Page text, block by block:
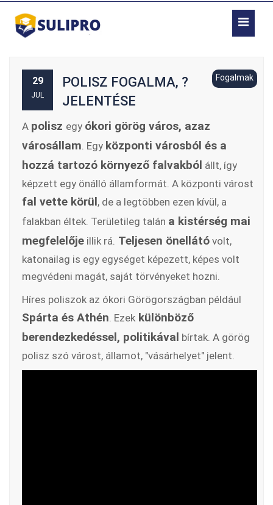
29
JUL
POLISZ FOGALMA, ?
JELENTÉSE
Fogalmak
A polisz egy ókori görög város, azaz
városállam. Egy központi városból és a
hozzá tartozó környező falvakból állt, így
képzett egy önálló államformát. A központi várost
fal vette körül, de a legtöbben ezen kívül, a
falakban éltek. Területileg talán a kistérség mai
megfelelője illik rá. Teljesen önellátó volt,
katonailag is egy egységet képezett, képes volt
megvédeni magát, saját törvényeket hozni.
Híres poliszok az ókori Görögországban például
Spárta és Athén. Ezek különböző
berendezkedéssel, politikával bírtak. A görög
polisz szó várost, államot, "vásárhelyet" jelent.